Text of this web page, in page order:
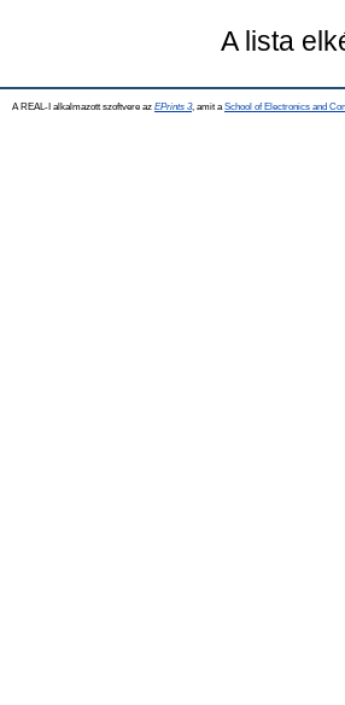
A lista
A REAL-I alkalmazott szoftvere az EPrints 3, amit a School of Electronics and